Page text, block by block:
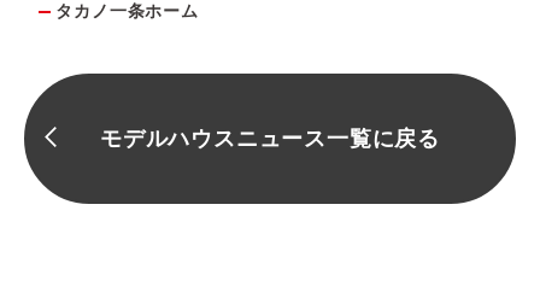
タカノ一条ホーム
モデルハウスニュース一覧に戻る